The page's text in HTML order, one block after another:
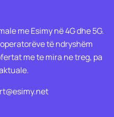
me Esimy në 4G dhe 5G.
të ndryshëm
me te mira ne treg, pa